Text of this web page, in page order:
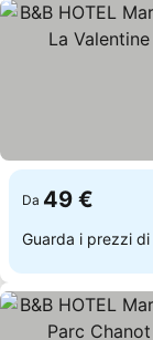
Da 49 €
Guarda i prezzi di